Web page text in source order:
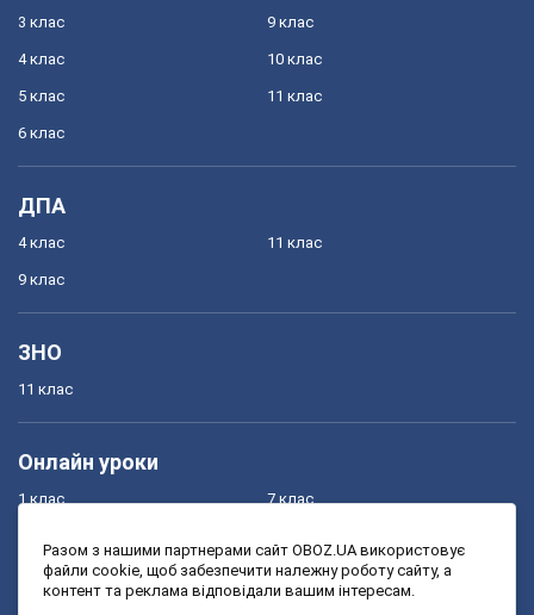
3 клас
4 клас
5 клас
6 клас
9 клас
10 клас
11 клас
ДПА
4 клас
9 клас
11 клас
ЗНО
11 клас
Онлайн уроки
1 клас
3 клас
7 клас
9 клас
Разом з нашими партнерами сайт OBOZ.UA використовує
файли cookie, щоб забезпечити належну роботу сайту, а
контент та реклама відповідали вашим інтересам.